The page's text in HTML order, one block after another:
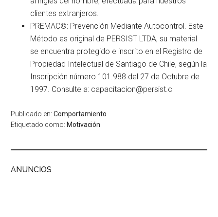
clientes extranjeros.
PREMAC©: Prevención Mediante Autocontrol. Este
Método es original de PERSIST LTDA, su material
se encuentra protegido e inscrito en el Registro de
Propiedad Intelectual de Santiago de Chile, según la
Inscripción número 101.988 del 27 de Octubre de
1997. Consulte a: capacitacion@persist.cl
Publicado en:Comportamiento
Etiquetado como: Motivación
ANUNCIOS